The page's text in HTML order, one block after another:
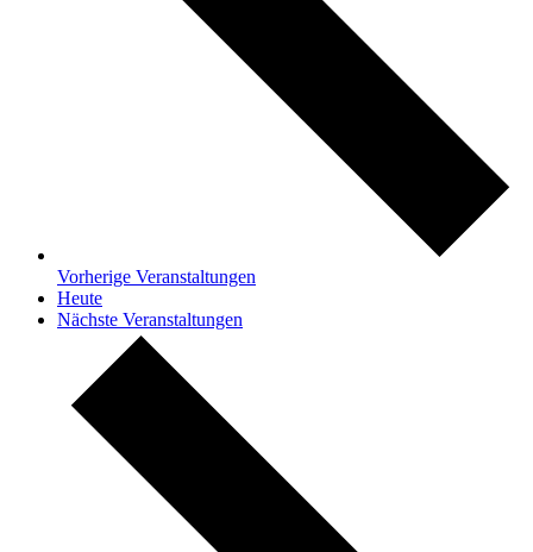
Vorherige Veranstaltungen
Heute
Nächste Veranstaltungen